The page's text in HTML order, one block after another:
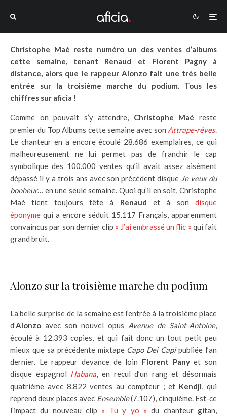
Christophe Maé reste numéro un des ventes d’albums
cette semaine, tenant Renaud et Florent Pagny à
distance, alors que le rappeur Alonzo fait une très belle
entrée sur la troisième marche du podium. Tous les
chiffres sur aficia !
Comme on pouvait s’y attendre, Christophe Maé reste
premier du Top Albums cette semaine avec son Attrape-rêves.
Le chanteur en a encore écoulé 28.686 exemplaires, ce qui
malheureusement ne lui permet pas de franchir le cap
symbolique des 100.000 ventes qu’il avait assez aisément
dépassé il y a trois ans avec son précédent disque Je veux du
bonheur… en une seule semaine. Quoi qu’il en soit, Christophe
Maé tient toujours tête à Renaud et à sondisque
éponyme qui a encore séduit 15.117 Français, apparemment
convaincus par son dernier clip « J’ai embrassé un flic » qui fait
grand bruit.
Alonzo sur la troisième marche du podium
La belle surprise de la semaine est l’entrée à la troisième place
d’Alonzo avec son nouvel opus Avenue de Saint-Antoine,
écoulé à 12.393 copies, et qui fait donc un tout petit peu
mieux que sa précédente mixtape Capo Dei Capipubliée l’an
dernier. Le rappeur devance de loin Florent Panyet son
disque espagnol Habana, en recul d’un rang et désormais
quatrième avec 8.822 ventes au compteur ; et Kendji, qui
reprend deux places avec Ensemble(7.107), cinquième. Est-ce
l’impact du nouveau clip « Tu y yo » du chanteur gitan,